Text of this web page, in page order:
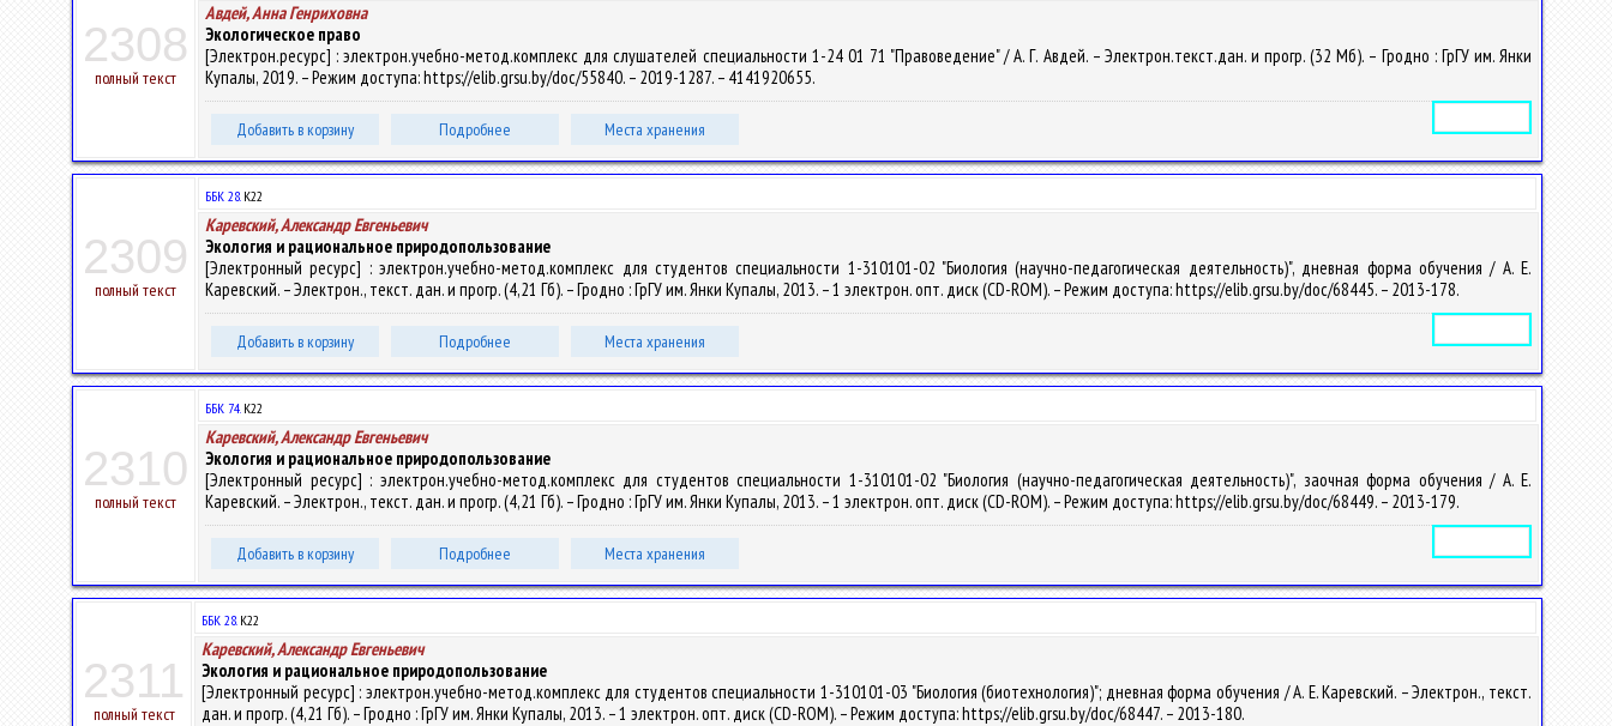
2308
полный текст
Авдей, Анна Генриховна
Экологическое право
[Электрон.ресурс] : электрон.учебно-метод.комплекс для слушателей специальности 1-24 01 71 "Правоведение" / А. Г. Авдей. – Электрон.текст.дан. и прогр. (32 Мб). – Гродно : ГрГУ им. Янки
Купалы, 2019. – Режим доступа: https://elib.grsu.by/doc/55840. – 2019-1287. – 4141920655.
Добавить в корзину Подробнее Места хранения
2309
полный текст
ББК 28.К22
Каревский, Александр Евгеньевич
Экология и рациональное природопользование
[Электронный ресурс] : электрон.учебно-метод.комплекс для студентов специальности 1-310101-02 "Биология (научно-педагогическая деятельность)", дневная форма обучения / А. Е.
Каревский. – Электрон., текст. дан. и прогр. (4,21 Гб). – Гродно : ГрГУ им. Янки Купалы, 2013. – 1 электрон. опт. диск (CD-ROM). – Режим доступа: https://elib.grsu.by/doc/68445. – 2013-178.
Добавить в корзину Подробнее Места хранения
2310
полный текст
ББК 74.К22
Каревский, Александр Евгеньевич
Экология и рациональное природопользование
[Электронный ресурс] : электрон.учебно-метод.комплекс для студентов специальности 1-310101-02 "Биология (научно-педагогическая деятельность)", заочная форма обучения / А. Е.
Каревский. – Электрон., текст. дан. и прогр. (4,21 Гб). – Гродно : ГрГУ им. Янки Купалы, 2013. – 1 электрон. опт. диск (CD-ROM). – Режим доступа: https://elib.grsu.by/doc/68449. – 2013-179.
Добавить в корзину Подробнее Места хранения
2311
полный текст
ББК 28.К22
Каревский, Александр Евгеньевич
Экология и рациональное природопользование
[Электронный ресурс] : электрон.учебно-метод.комплекс для студентов специальности 1-310101-03 "Биология (биотехнология)"; дневная форма обучения / А. Е. Каревский. – Электрон., текст.
дан. и прогр. (4,21 Гб). – Гродно : ГрГУ им. Янки Купалы, 2013. – 1 электрон. опт. диск (CD-ROM). – Режим доступа: https://elib.grsu.by/doc/68447. – 2013-180.